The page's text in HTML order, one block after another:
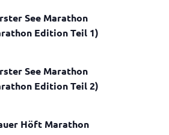
See Marathon
Edition Teil 1)
See Marathon
Edition Teil 2)
Höft Marathon